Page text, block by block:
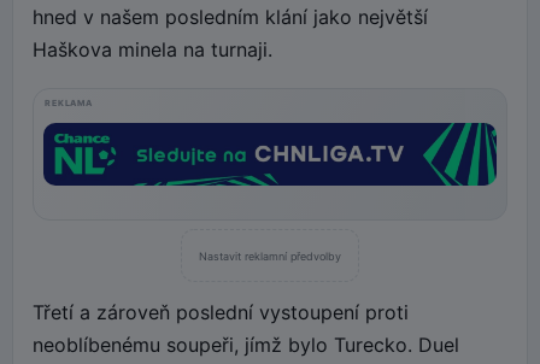
hned v našem posledním klání jako největší
Haškova minela na turnaji.
REKLAMA
Nastavit reklamní předvolby
Třetí a zároveň poslední vystoupení proti
neoblíbenému soupeři, jímž bylo Turecko. Duel